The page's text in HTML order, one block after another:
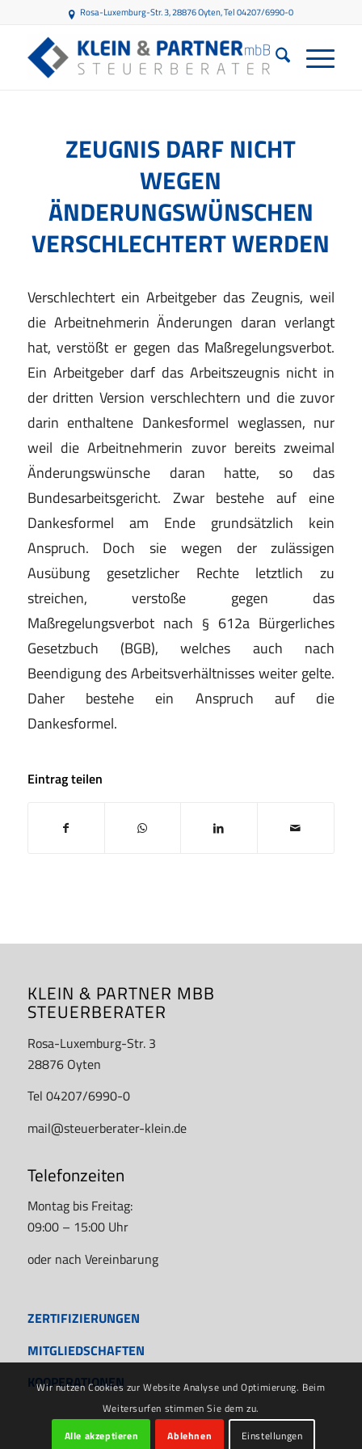
Rosa-Luxemburg-Str. 3, 28876 Oyten, Tel 04207/6990-0
ZEUGNIS DARF NICHT
WEGEN
ÄNDERUNGSWÜNSCHEN
VERSCHLECHTERT WERDEN
Verschlechtert ein Arbeitgeber das Zeugnis, weil
die Arbeitnehmerin Änderungen daran verlangt
hat, verstößt er gegen das Maßregelungsverbot.
Ein Arbeitgeber darf das Arbeitszeugnis nicht in
der dritten Version verschlechtern und die zuvor
darin enthaltene Dankesformel weglassen, nur
weil die Arbeitnehmerin zuvor bereits zweimal
Änderungswünsche daran hatte, so das
Bundesarbeitsgericht. Zwar bestehe auf eine
Dankesformel am Ende grundsätzlich kein
Anspruch. Dochsie wegen der
zulässigen
Ausübung
gesetzlicher Rechte letztlich zu
streichen, verstoße gegen das
Maßregelungsverbot nach § 612a Bürgerliches
Gesetzbuch (BGB), welches auch nach
Beendigung des Arbeitsverhältnisses weiter gelte.
Daher bestehe ein Anspruchauf die
Dankesformel.
Eintrag teilen
KLEIN & PARTNER MBB
STEUERBERATER
Rosa-Luxemburg-Str. 3
28876 Oyten
Tel 04207/6990-0
mail@steuerberater-klein.de
Telefonzeiten
Montag bis Freitag:
09:00 – 15:00 Uhr
oder nach Vereinbarung
ZERTIFIZIERUNGEN
MITGLIEDSCHAFTEN
KOOPERATIONEN
Wir nutzen Cookies zur Website Analyse und Optimierung. Beim
Weitersurfen stimmen Sie dem zu.
Alle akzeptieren
Ablehnen Einstellungen